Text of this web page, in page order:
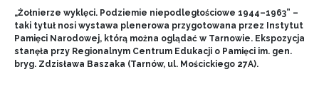
„Żołnierze wyklęci. Podziemie niepodległościowe 1944–1963” –
taki tytuł nosi wystawa plenerowa przygotowana przez Instytut
Pamięci Narodowej, którą można oglądać w Tarnowie. Ekspozycja
stanęła przy Regionalnym Centrum Edukacji o Pamięci im. gen.
bryg. Zdzisława Baszaka (Tarnów, ul. Mościckiego 27A).